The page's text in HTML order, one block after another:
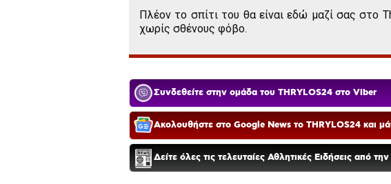
Πλέον το σπίτι του θα είναι εδώ μαζί σας στο
χωρίς σθένους φόβο.
Συνδεθείτε στην ομάδα του THRYLOS24 στο Viber
Ακολουθήστε στο Google News το THRYLOS24 και
Δείτε όλες τις τελευταίες Αθλητικές Ειδήσεις από